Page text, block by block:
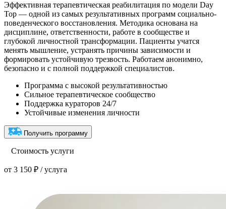
Эффективная терапевтическая реабилитация по модели Day
Top — одной из самых результативных программ социально-
поведенческого восстановления. Методика основана на
дисциплине, ответственности, работе в сообществе и
глубокой личностной трансформации. Пациенты учатся
менять мышление, устранять причины зависимости и
формировать устойчивую трезвость. Работаем анонимно,
безопасно и с полной поддержкой специалистов.
Программа с высокой результативностью
Сильное терапевтическое сообщество
Поддержка кураторов 24/7
Устойчивые изменения личности
Получить программу
Стоимость услуги
от 3 150 ₽ / услуга